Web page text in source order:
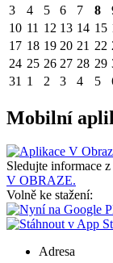
3
4 5 6 7 8
10 11 12 13 14 15
17 18 19 20 21 22
24 25 26 27 28 29
31 1 2 3 4 5
Mobilní
Sledujte informace
V OBRAZE.
Volně ke stažení:
Adresa